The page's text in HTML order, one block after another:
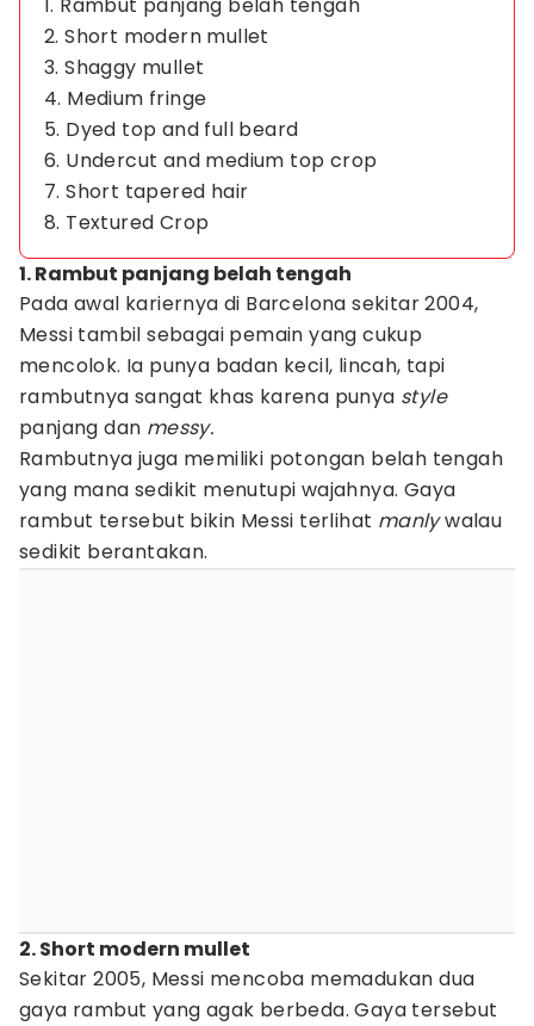
2. Short modern mullet
3. Shaggy mullet
4. Medium fringe
5. Dyed top and full beard
6. Undercut and medium top crop
7. Short tapered hair
8. Textured Crop
1. Rambut panjang belah tengah
Pada awal kariernya di Barcelona sekitar 2004,
Messi tambil sebagai pemain yang cukup
mencolok. Ia punya badan kecil, lincah, tapi
rambutnya sangat khas karena punya style
panjang dan messy.
Rambutnya juga memiliki potongan belah tengah
yang mana sedikit menutupi wajahnya. Gaya
rambut tersebut bikin Messi terlihat manlywalau
sedikit berantakan.
2. Short modern mullet
Sekitar 2005, Messi mencoba memadukan dua
gaya rambut yang agak berbeda. Gaya tersebut